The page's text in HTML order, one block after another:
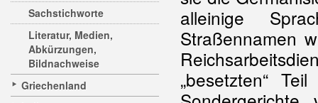
Sachstichworte
Literatur, Medien,
Abkürzungen,
Bildnachweise
Griechenland
alleinige
Straßennamen
„besetzten“